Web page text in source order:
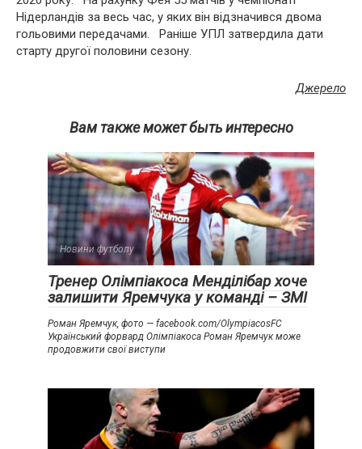
Нідерландів за весь час, у яких він відзначився двома
гольовими передачами. Раніше УПЛ затвердила дати
старту другої половини сезону.
Джерело
Вам также может быть интересно
Новини футболу
Тренер Олімпіакоса Менділібар хоче
залишити Яремчука у команді – ЗМІ
Роман Яремчук, фото — facebook.com/OlympiacosFC
Український форвард Олімпіакоса Роман Яремчук може
продовжити свої виступи